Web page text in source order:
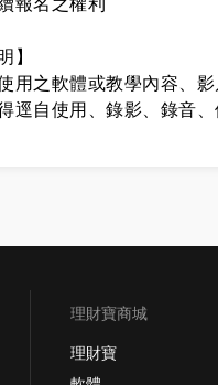
】
用之軟體或教學內容、
逕自使用、錄影、錄音
理財寶商城
理財寶